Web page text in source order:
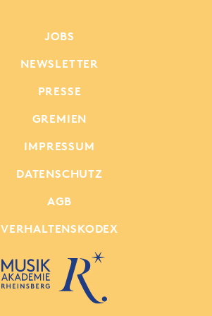
JOBS
NEWSLETTER
PRESSE
GREMIEN
IMPRESSUM
DATENSCHUTZ
AGB
VERHALTENSKODEX